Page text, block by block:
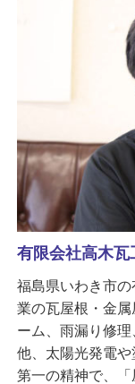
有限会社高木瓦
福島県いわき市
業の瓦屋根・金
ーム、雨漏り修
他、太陽光発電
第一の精神で、